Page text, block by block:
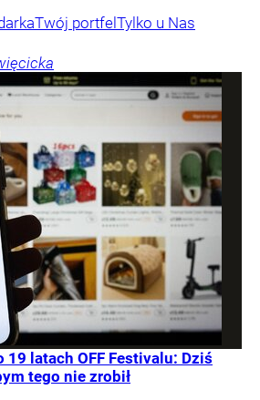
Twój portfel Tylko u Nas
19 latach OFF Festivalu: Dziś
tego nie zrobił